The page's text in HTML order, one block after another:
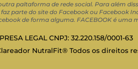
paltaforma de rede social. Para além
parte do site do Facebook ou Facebook
de forma alguma. FACEBOOK é uma
LEGAL CNPJ: 32.220.158/0001-63
NutralFit® Todos os direitos